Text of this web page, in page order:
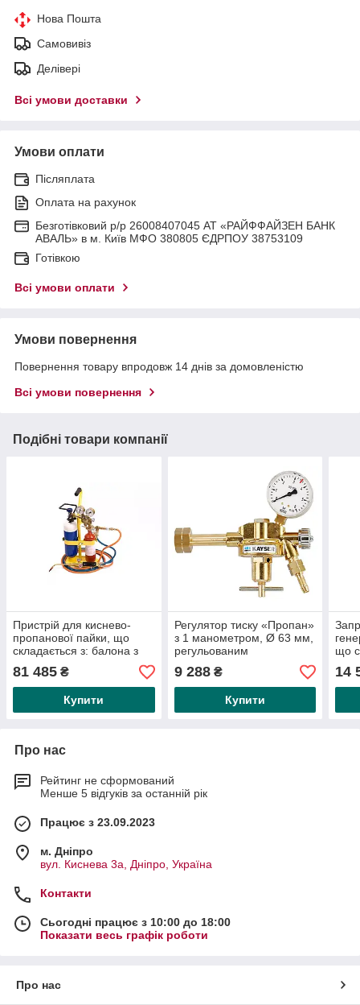
Нова Пошта
Самовивіз
Делівері
Всі умови доставки
Умови оплати
Післяплата
Оплата на рахунок
Безготівковий р/р 26008407045 АТ «РАЙФФАЙЗЕН БАНК
АВАЛЬ» в м. Київ МФО 380805 ЄДРПОУ 38753109
Готівкою
Всі умови оплати
Умови повернення
Повернення товару впродовж 14 днів за домовленістю
Всі умови повернення
Подібні товари компанії
Пристрій для киснево-
пропанової пайки, що
складається з: балона з
киснем, наповненого
пропаном на 2 л,
81 485 ₴
Купити
Регулятор тиску «Пропан»
з 1 манометром, Ø 63 мм,
регульованим
протидаленням. УВАГА: зі
з'єднувальним
9 288₴
Купити
що
20
14
Про нас
Рейтинг не сформований
Менше 5 відгуків за останній рік
Працює з 23.09.2023
м. Дніпро
вул. Киснева 3а, Дніпро, Україна
Контакти
Сьогодні працює з 10:00 до 18:00
Показати весь графік роботи
Про нас